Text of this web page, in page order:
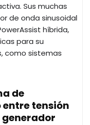
Sus muchas
de onda sinusoidal
híbrida,
para su
como sistemas
de
tensión